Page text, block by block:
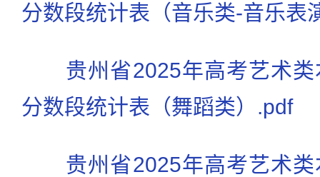
分数段统计表（音乐类-音乐表
贵州省2025年高考艺术
分数段统计表（舞蹈类）.pdf
贵州省2025年高考艺术